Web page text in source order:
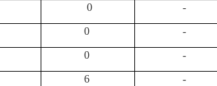
0 -
0 -
0 -
6 -